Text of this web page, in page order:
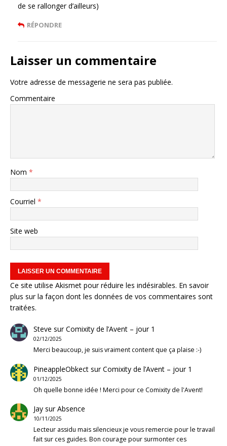
de se rallonger d’ailleurs)
RÉPONDRE
Laisser un commentaire
Votre adresse de messagerie ne sera pas publiée.
Commentaire
Nom *
Courriel *
Site web
Ce site utilise Akismet pour réduire les indésirables. En savoir
plus sur la façon dont les données de vos commentaires sont
traitées.
Steve surComixity de l’Avent – jour 1
02/12/2025
Merci beaucoup, je suis vraiment content que ça plaise :-)
PineappleObkectsurComixity de l’Avent – jour 1
01/12/2025
Oh quelle bonne idée ! Merci pour ce Comixity de l'Avent!
JaysurAbsence
10/11/2025
Lecteur assidu mais silencieux je vous remercie pour le travail
fait sur ces guides. Bon courage pour surmonter ces